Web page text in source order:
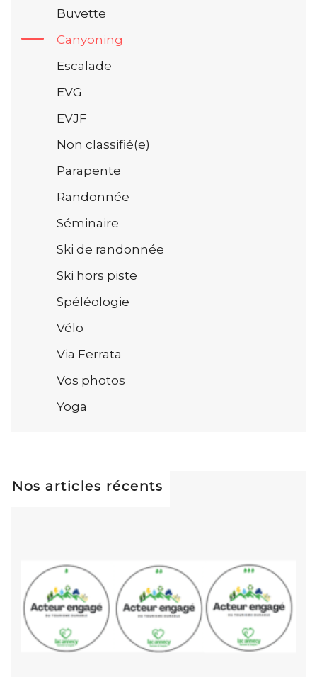
Buvette
Canyoning
Escalade
EVG
EVJF
Non classifié(e)
Parapente
Randonnée
Séminaire
Ski de randonnée
Ski hors piste
Spéléologie
Vélo
Via Ferrata
Vos photos
Yoga
Nos articles récents